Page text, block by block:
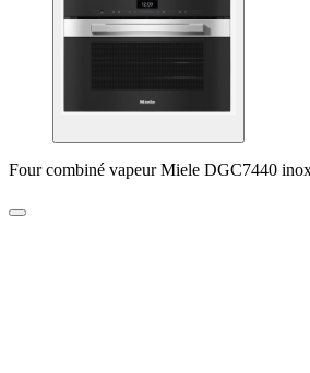
Four combiné vapeur Miele DGC7440